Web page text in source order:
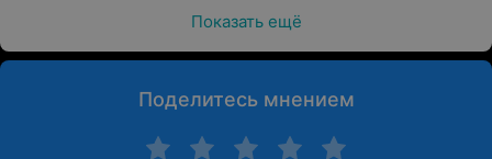
Показать ещё
Поделитесь мнением